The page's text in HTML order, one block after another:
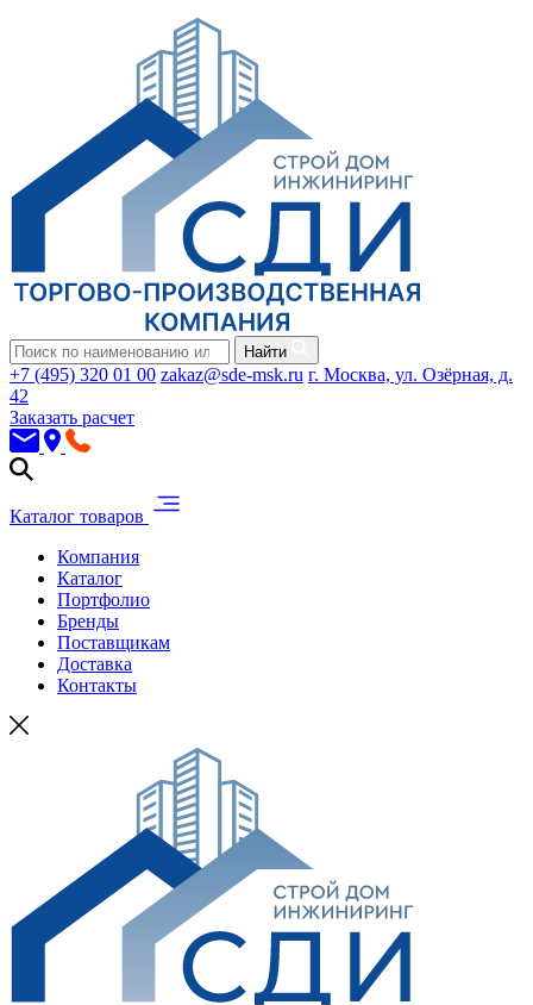
Найти
+7 (495) 320 01 00 zakaz@sde-msk.ru г. Москва, ул. Озёрная, д.
42
Заказать расчет
Каталог товаров
Компания
Каталог
Портфолио
Бренды
Поставщикам
Доставка
Контакты